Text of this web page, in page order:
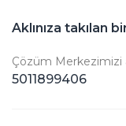
Aklınıza takılan
Çözüm Merkezimizi
5011899406